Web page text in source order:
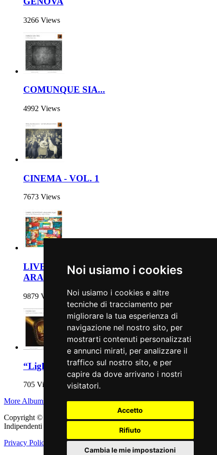
Noi usiamo i cookies
Noi usiamo i cookies e altre
tecniche di tracciamento per
migliorare la tua esperienza di
navigazione nel nostro sito, per
mostrarti contenuti personalizzati
e annunci mirati, per analizzare il
traffico sul nostro sito, e per
capire da dove arrivano i nostri
visitatori.
Accetto
Rifiuto
Cambia le mie impostazioni
3266 Views
COMUNQUE SIA...
4992 Views
CINEMA - VOL. 1
7673 Views
LIVE AT THE PHILARMONIC HALL IN
ARAD
9879 Views
“Lights and Shades of Mine… in Vocalese!”
705 Views
More Albums
Copyright © 2011 - 2026 adEIdJ - Associazione delle Etichette
Indipendenti di Jazz. All Rights Reserved.
Privacy Policy
Cookie Policy